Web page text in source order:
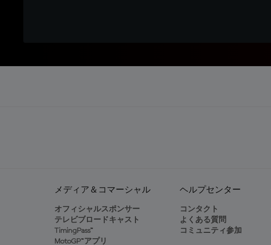
メディア＆コマーシャル
オフィシャルスポンサー
テレビブロードキャスト
TimingPass™
MotoGP™アプリ
ヘルプセンター
コンタクト
よくある質問
コミュニティ参加